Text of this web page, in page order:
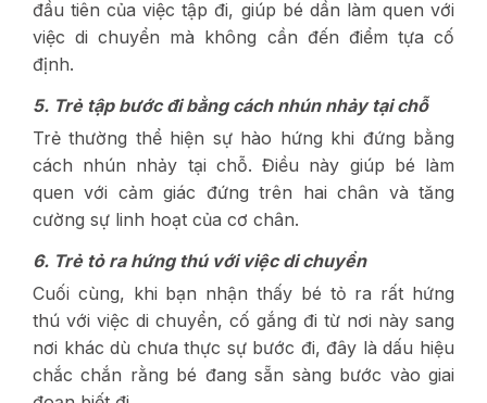
đầu tiên của việc tập đi, giúp bé dần làm quen với
việc di chuyển mà không cần đến điểm tựa cố
định.
5. Trẻ tập bước đi bằng cách nhún nhảy tại chỗ
Trẻ thường thể hiện sự hào hứng khi đứng bằng
cách nhún nhảy tại chỗ. Điều này giúp bé làm
quen với cảm giác đứng trên hai chân và tăng
cường sự linh hoạt của cơ chân.
6. Trẻ tỏ ra hứng thú với việc di chuyển
Cuối cùng, khi bạn nhận thấy bé tỏ ra rất hứng
thú với việc di chuyển, cố gắng đi từ nơi này sang
nơi khác dù chưa thực sự bước đi, đây là dấu hiệu
chắc chắn rằng bé đang sẵn sàng bước vào giai